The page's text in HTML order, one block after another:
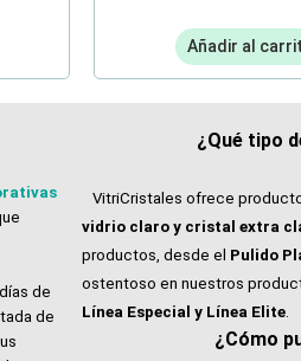
Añadir al
de
de
¿Qué tipo
VitriCristales ofrece
vidrio claro y cristal extra
productos, desde el Pulido
ostentoso en nuestros
Línea Especial y Línea Elite
¿Cómo